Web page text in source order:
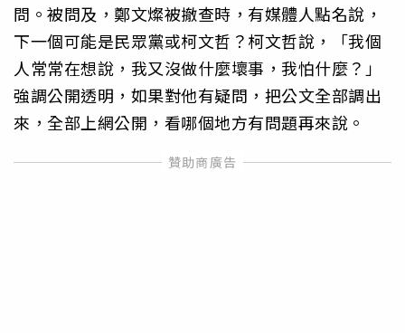
問。被問及，鄭文燦被撤查時，有媒體人點名說，
下一個可能是民眾黨或柯文哲？柯文哲說，「我個
人常常在想說，我又沒做什麼壞事，我怕什麼？」
強調公開透明，如果對他有疑問，把公文全部調出
來，全部上網公開，看哪個地方有問題再來說。